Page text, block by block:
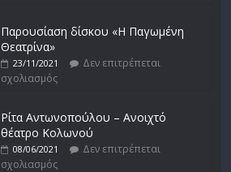
Παρουσίαση δίσκου «Η Παγωμένη
Θεατρίνα»
23/11/2021
Δεν επιτρέπεται
σχολιασμός
Ρίτα Αντωνοπούλου – Ανοιχτό
θέατρο Κολωνού
08/06/2021
Δεν επιτρέπεται
σχολιασμός